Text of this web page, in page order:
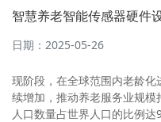
智慧养老智能传感器硬件
日期：2025-05-26
现阶段，在全球范围内老龄
续增加，推动养老服务业规
人口数量占世界人口的比例达